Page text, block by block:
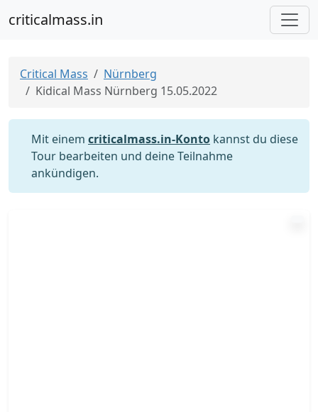
criticalmass.in
Critical Mass
Nürnberg
Kidical Mass Nürnberg 15.05.2022
Mit einem criticalmass.in-Konto kannst du diese
Tour bearbeiten und deine Teilnahme
ankündigen.